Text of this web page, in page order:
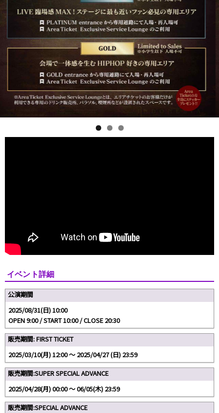
イベント詳細
公演期間
2025/08/31(日) 10:00
OPEN 9:00 / START 10:00 / CLOSE 20:30
販売期間: FIRST TICKET
2025/03/10(月) 12:00 〜 2025/04/27 (日) 23:59
販売期間:SUPER SPECIAL ADVANCE
2025/04/28(月) 00:00 〜 06/05(木) 23:59
販売期間:SPECIAL ADVANCE